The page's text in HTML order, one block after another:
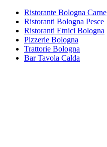
Ristorante Bologna Carne
Ristoranti Bologna Pesce
Ristoranti Etnici Bologna
Pizzerie Bologna
Trattorie Bologna
Bar Tavola Calda